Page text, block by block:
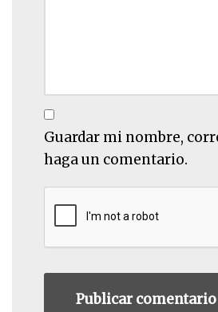
Guardar mi nombre,
haga un comentario.